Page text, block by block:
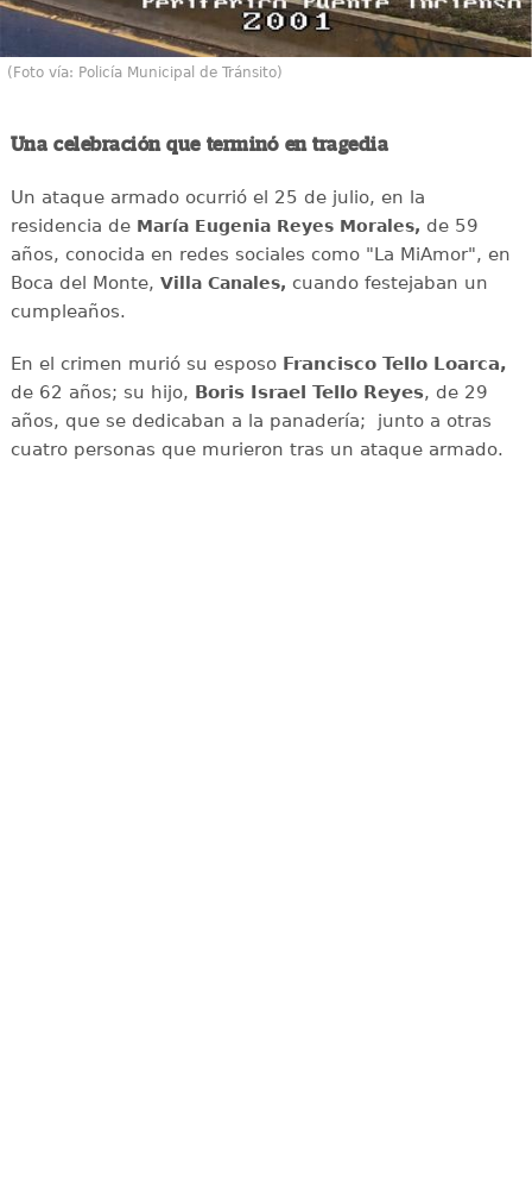
(Foto vía: Policía Municipal de Tránsito)
Una celebración que terminó en tragedia
Un ataque armado ocurrió el 25 de julio, en la
residencia de María Eugenia Reyes Morales, de 59
años, conocida en redes sociales como "La MiAmor", en
Boca del Monte, Villa Canales, cuando festejaban un
cumpleaños.
En el crimen murió su esposoFrancisco Tello Loarca,
de 62 años; su hijo, Boris Israel Tello Reyes, de 29
años, que se dedicaban a la panadería; junto a otras
cuatro personas que murieron tras un ataque armado.